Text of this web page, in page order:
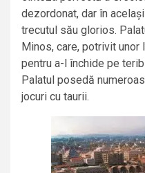
dezordonat, dar în
trecutul său glorios.
Minos, care, potrivit
pentru a-l închide pe
Palatul posedă
jocuri cu taurii.